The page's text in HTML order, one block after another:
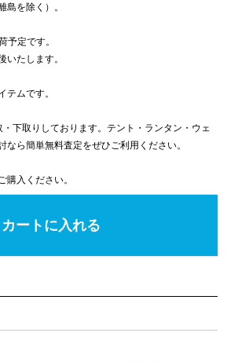
島を除く）。
予定です。
いたします。
テムです。
下取りしております。テント・ランタン・ウェ
なら簡単無料査定をぜひご利用ください。
購入ください。
カートに入れる